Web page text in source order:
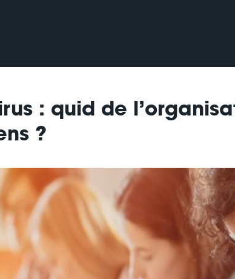
: quid de
?